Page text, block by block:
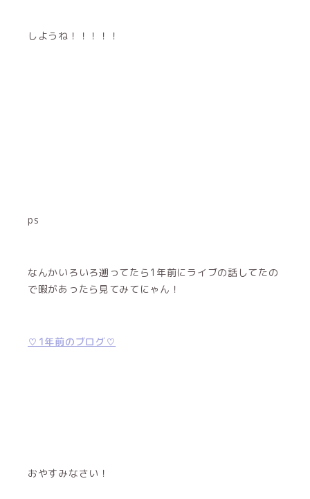
しようね！！！！！
ps
なんかいろいろ遡ってたら1年前にライブの話してたの
で暇があったら見てみてにゃん！
♡1年前のブログ♡
おやすみなさい！